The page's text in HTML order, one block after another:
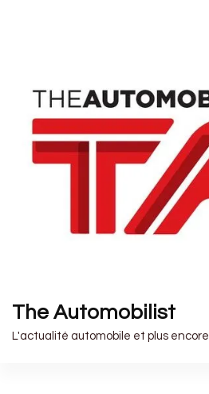
The Automobilist
L'actualité automobile et plus encore